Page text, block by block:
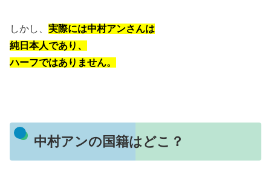
しかし、 実際には中村アンさんは
純日本人であり、
ハーフではありません。
中村アンの国籍はどこ？